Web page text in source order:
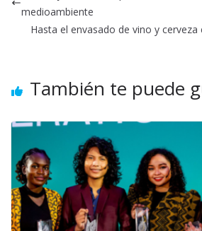
medioambiente
Hasta el envasado de vino y
También te puede